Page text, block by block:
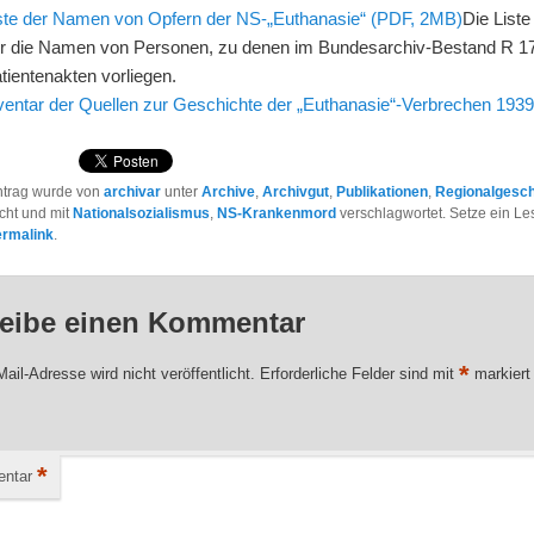
der Namen von Opfern der NS-„Euthanasie“ (PDF, 2MB)Die
die Namen von Personen, zu denen im Bundesarchiv-Bestand R
vorliegen.
der Quellen zur Geschichte der „Euthanasie“-Verbrechen
wurde vonarchivar unterArchive,Archivgut, Publikationen,
und mit Nationalsozialismus, NS-Krankenmord verschlagwortet. Setze ein
.
einen Kommentar
Adresse wird nicht veröffentlicht. Erforderliche Felder sind mit* markiert
*